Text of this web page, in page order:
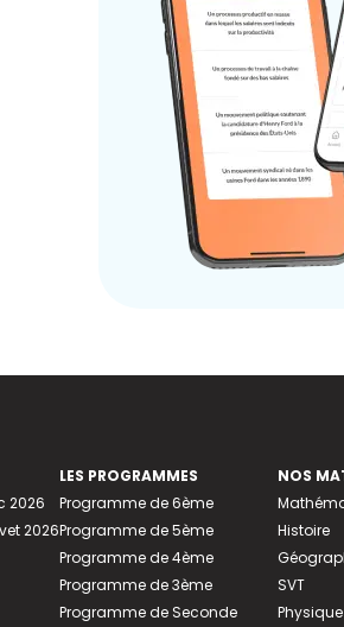
2026
2026
LES PROGRAMMES
Programme de 6ème
Programme de 5ème
Programme de 4ème
Programme de 3ème
Programme de Seconde
NOS
Histoire
SVT